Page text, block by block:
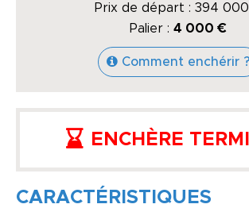
Prix de départ : 394 000
Palier : 4 000 €
Comment enchérir ?
ENCHÈRE
CARACTÉRISTIQUES